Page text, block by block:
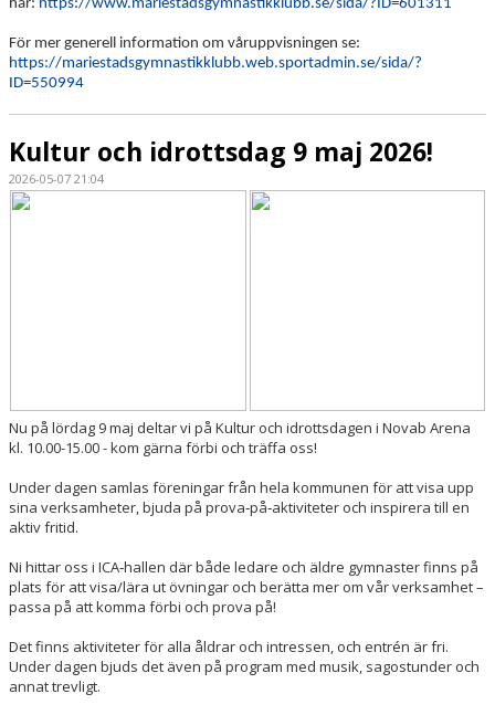
här: https://www.mariestadsgymnastikklubb.se/sida/?ID=601311
För mer generell information om våruppvisningen se:
https://mariestadsgymnastikklubb.web.sportadmin.se/sida/?
ID=550994
Kultur och idrottsdag 9 maj 2026!
2026-05-07 21:04
Nu på lördag 9 maj deltar vi på Kultur och idrottsdagen i Novab Arena
kl. 10.00-15.00 - kom gärna förbi och träffa oss!
Under dagen samlas föreningar från hela kommunen för att visa upp
sina verksamheter, bjuda på prova‑på‑aktiviteter och inspirera till en
aktiv fritid.
Ni hittar oss i ICA‑hallen där både ledare och äldre gymnaster finns på
plats för att visa/lära ut övningar och berätta mer om vår verksamhet –
passa på att komma förbi och prova på!
Det finns aktiviteter för alla åldrar och intressen, och entrén är fri.
Under dagen bjuds det även på program med musik, sagostunder och
annat trevligt.